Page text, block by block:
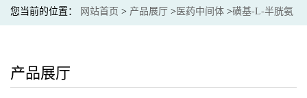
您当前的位置： 网站首页 > 产品展厅 > 医药中间体 >磺基-L-半胱氨
产品展厅